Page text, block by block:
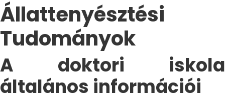
Állattenyésztési
Tudományok
A doktori iskola
általános információi